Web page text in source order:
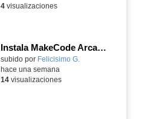
4visualizaciones
Instala MakeCode Arcade para trabajar offline en tu tablet, ordenador, Chromebook
Contenido educativo.
subido por Felicisimo G.
hace una semana
14visualizaciones